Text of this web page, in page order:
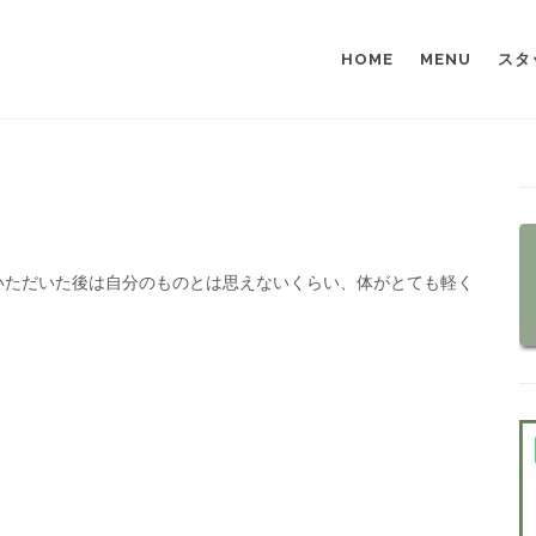
HOME MENU スタ
だいた後は自分のものとは思えないくらい、体がとても軽く